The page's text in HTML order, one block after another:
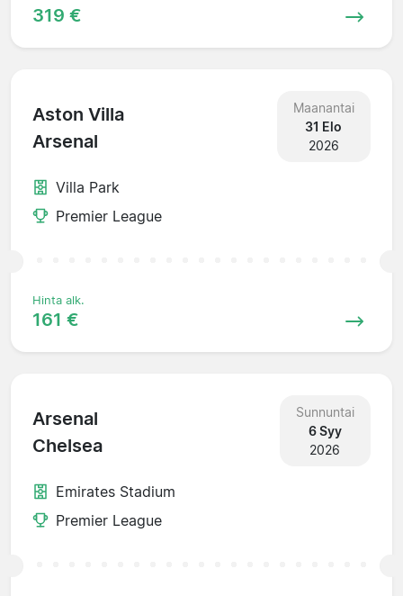
319 €
Aston Villa
Arsenal
Maanantai
31 Elo
2026
Villa Park
Premier League
Hinta alk.
161 €
Arsenal
Chelsea
Sunnuntai
6 Syy
2026
Emirates Stadium
Premier League